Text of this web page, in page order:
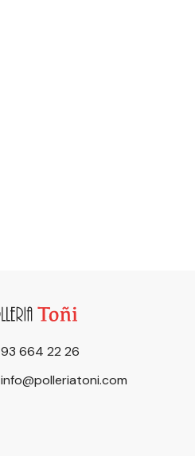
93 664 22 26
info@polleriatoni.com